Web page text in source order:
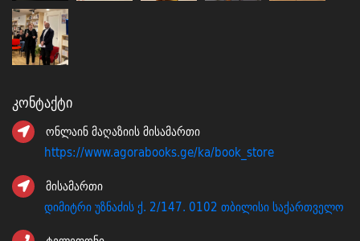
Კონტაქტი
ონლაინ მაღაზიის მისამართი
https://www.agorabooks.ge/ka/book_store
მისამართი
დიმიტრი უზნაძის ქ. 2/147. 0102 თბილისი საქართველო